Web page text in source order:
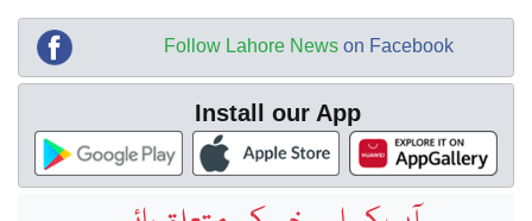
Follow Lahore News on Facebook
Install our App